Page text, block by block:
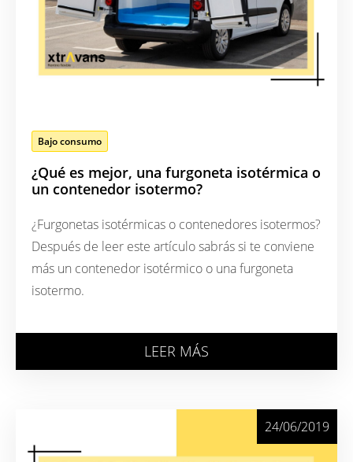
Bajo consumo
¿Qué es mejor, una furgoneta isotérmica o
un contenedor isotermo?
¿Furgonetas isotérmicas o contenedores isotermos?
Después de leer este artículo sabrás si te conviene
más un contenedor isotérmico o una furgoneta
isotermo.
LEER MÁS
24/06/2019